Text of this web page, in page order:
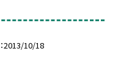
2013/10/18